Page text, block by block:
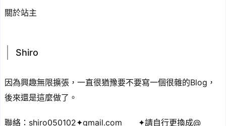
關於站主
Shiro
因為興趣無限擴張，一直很猶豫要不要寫一個很雜的Blog，
後來還是這麼做了。
聯絡：shiro050102✦gmail.com ✦請自行更換成@